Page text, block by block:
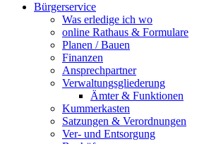
Bürgerservice
Was erledige ich wo
online Rathaus & Formulare
Planen / Bauen
Finanzen
Ansprechpartner
Verwaltungsgliederung
Ämter & Funktionen
Kummerkasten
Satzungen & Verordnungen
Ver- und Entsorgung